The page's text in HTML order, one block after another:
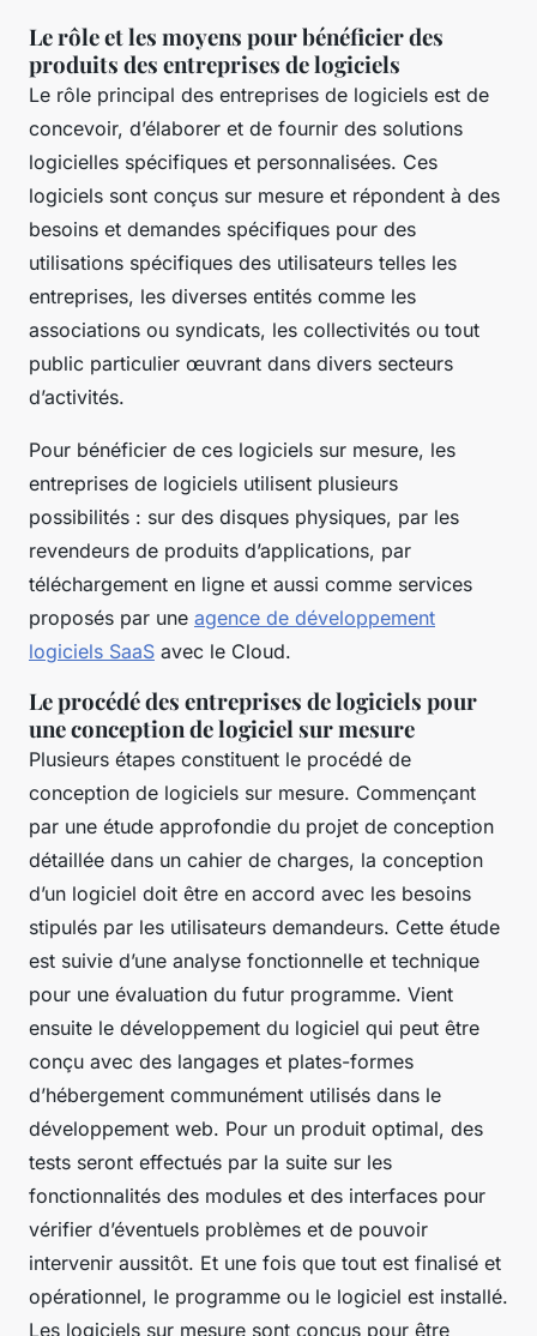
Le rôle et les moyens pour bénéficier des
produits des entreprises de logiciels
Le rôle principal des entreprises de logiciels est de
concevoir, d’élaborer et de fournir des solutions
logicielles spécifiques et personnalisées. Ces
logiciels sont conçus sur mesure et répondent à des
besoins et demandes spécifiques pour des
utilisations spécifiques des utilisateurs telles les
entreprises, les diverses entités comme les
associations ou syndicats, les collectivités ou tout
public particulier œuvrant dans divers secteurs
d’activités.
Pour bénéficier de ces logiciels sur mesure, les
entreprises de logiciels utilisent plusieurs
possibilités : sur des disques physiques, par les
revendeurs de produits d’applications, par
téléchargement en ligne et aussi comme services
proposés par une agence de développement
logiciels SaaS avec le Cloud.
Le procédé des entreprises de logiciels pour
une conception de logiciel sur mesure
Plusieurs étapes constituent le procédé de
conception de logiciels sur mesure. Commençant
par une étude approfondie du projet de conception
détaillée dans un cahier de charges, la conception
d’un logiciel doit être en accord avec les besoins
stipulés par les utilisateurs demandeurs. Cette étude
est suivie d’une analyse fonctionnelle et technique
pour une évaluation du futur programme. Vient
ensuite le développement du logiciel qui peut être
conçu avec des langages et plates-formes
d’hébergement communément utilisés dans le
développement web. Pour un produit optimal, des
tests seront effectués par la suite sur les
fonctionnalités des modules et des interfaces pour
vérifier d’éventuels problèmes et de pouvoir
intervenir aussitôt. Et une fois que tout est finalisé et
opérationnel, le programme ou le logiciel est installé.
Les logiciels sur mesure sont conçus pour être